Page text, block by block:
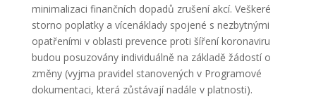
minimalizaci finančních dopadů zrušení akcí. Veškeré
storno poplatky a vícenáklady spojené s nezbytnými
opatřeními v oblasti prevence proti šíření koronaviru
budou posuzovány individuálně na základě žádostí o
změny (vyjma pravidel stanovených v Programové
dokumentaci, která zůstávají nadále v platnosti).